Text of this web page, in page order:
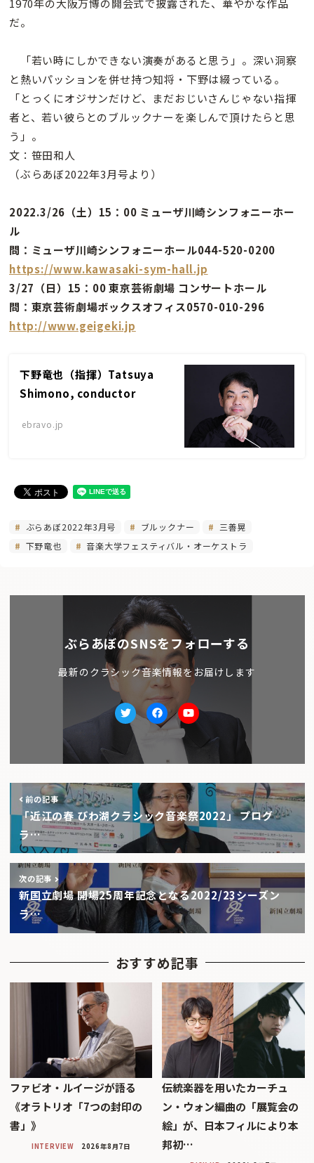
1970年の大阪万博の開会式で披露された、華やかな作品
だ。
「若い時にしかできない演奏があると思う」。深い洞察
と熱いパッションを併せ持つ知将・下野は綴っている。
「とっくにオジサンだけど、まだおじいさんじゃない指揮
者と、若い彼らとのブルックナーを楽しんで頂けたらと思
う」。
文：笹田和人
（ぶらあぼ2022年3月号より）
2022.3/26（土）15：00 ミューザ川崎シンフォニーホー
ル
問：ミューザ川崎シンフォニーホール044-520-0200
https://www.kawasaki-sym-hall.jp
3/27（日）15：00 東京芸術劇場 コンサートホール
問：東京芸術劇場ボックスオフィス0570-010-296
http://www.geigeki.jp
下野竜也（指揮）Tatsuya
Shimono, conductor
ebravo.jp
ぶらあぼ2022年3月号 ブルックナー
三善晃
下野竜也
音楽大学フェスティバル・オーケストラ
ぶらあぼのSNSをフォローする
最新のクラシック音楽情報をお届けします
TwitterfacebookYoutube
前の記事
「近江の春 びわ湖クラシック音楽祭2022」 プログ
ラ…
次の記事
新国立劇場 開場25周年記念となる2022/23シーズン
ラ…
おすすめ記事
ファビオ・ルイージが語る
《オラトリオ「7つの封印の
書」》
INTERVIEW 2026年8月7日
伝統楽器を用いたカーチュ
ン・ウォン編曲の「展覧会の
絵」が、日本フィルにより本
邦初…